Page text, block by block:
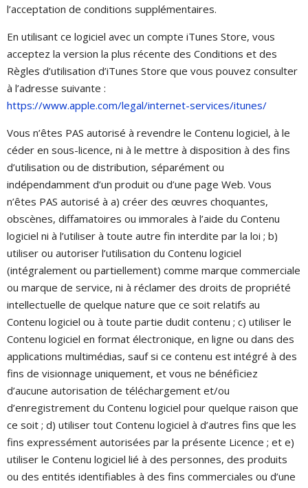
l’acceptation de conditions supplémentaires.
En utilisant ce logiciel avec un compte iTunes Store, vous
acceptez la version la plus récente des Conditions et des
Règles d’utilisation d’iTunes Store que vous pouvez consulter
à l’adresse suivante :
https://www.apple.com/legal/internet-services/itunes/
Vous n’êtes PAS autorisé à revendre le Contenu logiciel, à le
céder en sous-licence, ni à le mettre à disposition à des fins
d’utilisation ou de distribution, séparément ou
indépendamment d’un produit ou d’une page Web. Vous
n’êtes PAS autorisé à a) créer des œuvres choquantes,
obscènes, diffamatoires ou immorales à l’aide du Contenu
logiciel ni à l’utiliser à toute autre fin interdite par la loi ; b)
utiliser ou autoriser l’utilisation du Contenu logiciel
(intégralement ou partiellement) comme marque commerciale
ou marque de service, ni à réclamer des droits de propriété
intellectuelle de quelque nature que ce soit relatifs au
Contenu logiciel ou à toute partie dudit contenu ; c) utiliser le
Contenu logiciel en format électronique, en ligne ou dans des
applications multimédias, sauf si ce contenu est intégré à des
fins de visionnage uniquement, et vous ne bénéficiez
d’aucune autorisation de téléchargement et/ou
d’enregistrement du Contenu logiciel pour quelque raison que
ce soit ; d) utiliser tout Contenu logiciel à d’autres fins que les
fins expressément autorisées par la présente Licence ; et e)
utiliser le Contenu logiciel lié à des personnes, des produits
ou des entités identifiables à des fins commerciales ou d’une